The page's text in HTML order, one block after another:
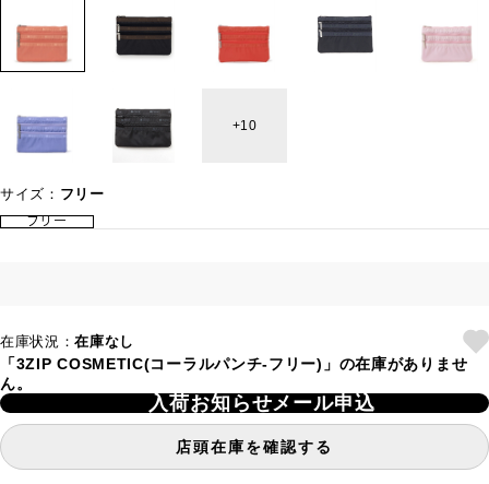
10
サイズ： フリー
フリー
在庫状況：在庫なし
「3ZIP COSMETIC(コーラルパンチ-フリー)」の在庫がありませ
ん。
入荷お知らせメール申込
店頭在庫を確認する